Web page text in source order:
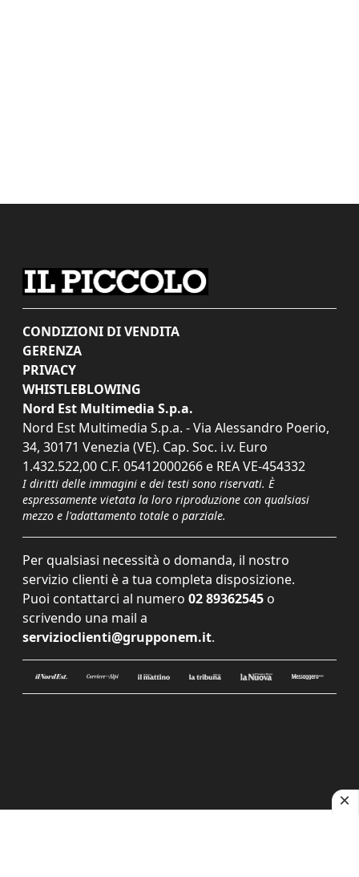
CONDIZIONI DI VENDITA
GERENZA
PRIVACY
WHISTLEBLOWING
Nord Est Multimedia S.p.a.
Nord Est Multimedia S.p.a. - Via Alessandro Poerio,
34, 30171 Venezia (VE). Cap. Soc. i.v. Euro
1.432.522,00 C.F. 05412000266 e REA VE-454332
I diritti delle immagini e dei testi sono riservati. È
espressamente vietata la loro riproduzione con qualsiasi
mezzo e l'adattamento totale o parziale.
Per qualsiasi necessità o domanda, il nostro
servizio clienti è a tua completa disposizione.
Puoi contattarci al numero 02 89362545 o
scrivendo una mail a
servizioclienti@grupponem.it.